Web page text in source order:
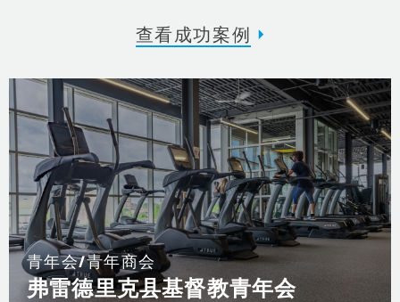
查看成功案例
青年会/青年商会
弗雷德里克县基督教青年会